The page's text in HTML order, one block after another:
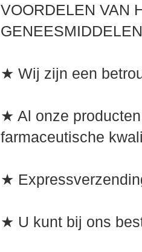
VOORDELEN VAN
★ Wij zijn een
★ Al onze
farmaceutische
★
★ U kunt bij ons